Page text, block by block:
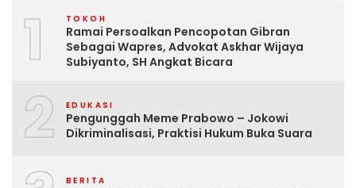
1 TOKOH
Ramai Persoalkan Pencopotan Gibran
Sebagai Wapres, Advokat Askhar Wijaya
Subiyanto, SH Angkat Bicara
2 EDUKASI
Pengunggah Meme Prabowo – Jokowi
Dikriminalisasi, Praktisi Hukum Buka Suara
BERITA